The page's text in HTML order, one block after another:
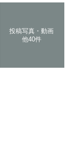
投稿写真・動画
他40件